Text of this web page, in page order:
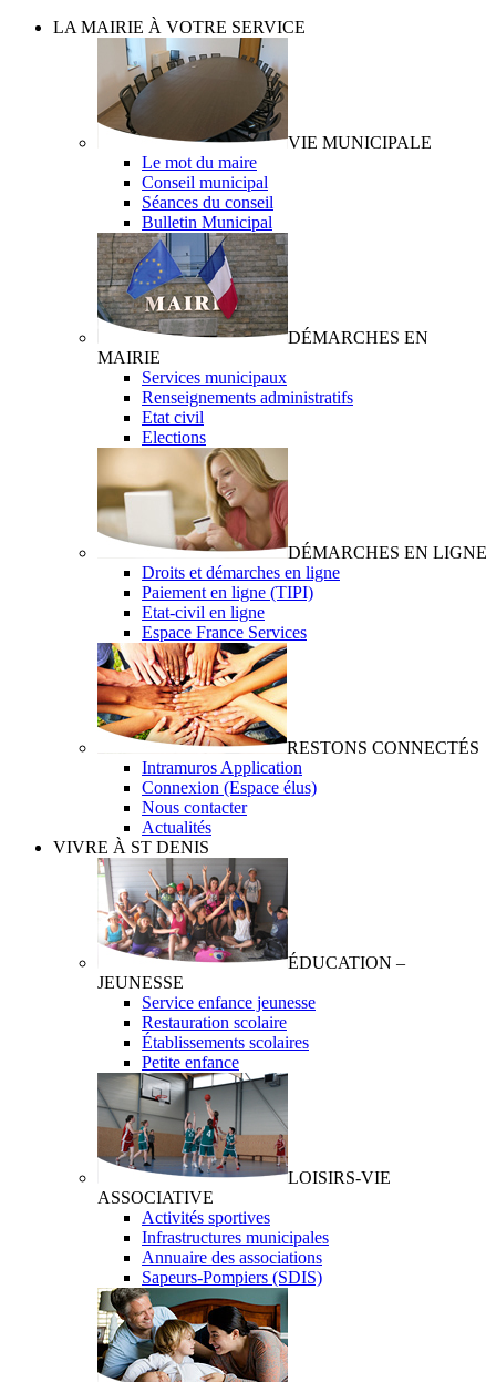
LA MAIRIE À VOTRE SERVICE
VIE MUNICIPALE
Le mot du maire
Conseil municipal
Séances du conseil
Bulletin Municipal
DÉMARCHES EN
MAIRIE
Services municipaux
Renseignements administratifs
Etat civil
Elections
DÉMARCHES EN LIGNE
Droits et démarches en ligne
Paiement en ligne (TIPI)
Etat-civil en ligne
Espace France Services
RESTONS CONNECTÉS
Intramuros Application
Connexion (Espace élus)
Nous contacter
Actualités
VIVRE À ST DENIS
ÉDUCATION –
JEUNESSE
Service enfance jeunesse
Restauration scolaire
Établissements scolaires
Petite enfance
LOISIRS-VIE
ASSOCIATIVE
Activités sportives
Infrastructures municipales
Annuaire des associations
Sapeurs-Pompiers (SDIS)